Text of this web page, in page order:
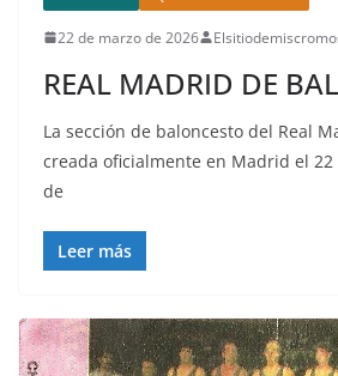
22 de marzo de 2026
REAL MADRID DE
La sección de baloncesto del Real
creada oficialmente en Madrid el 22
de
Leer más